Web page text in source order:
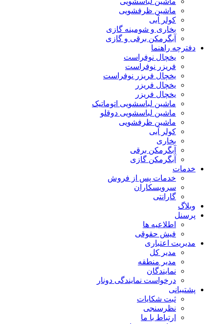
ماشین ظرفشویی
کولر آبی
بخاری و شومینه گازی
آبگرمکن برقی و گازی
دفترچه راهنما
یخچال نوفراست
فریزر نوفراست
یخچال فریزر نوفراست
یخچال فریزر
یخچال فریزر
ماشین لباسشویی اتوماتیک
ماشین لباسشویی دوقلو
ماشین ظرفشویی
کولر آبی
بخاری
آبگرمکن برقی
آبگرمکن گازی
خدمات
خدمات پس از فروش
سرویسکاران
گارانتی
وبلاگ
پرسنل
اطلاعیه ها
فیش حقوقی
مدیریت اعتباری
مدیر کل
مدیر منطقه
نمایندگان
درخواست نمایندگی دونار
پشتیبانی
ثبت شکایات
نظرسنجی
ارتباط با ما